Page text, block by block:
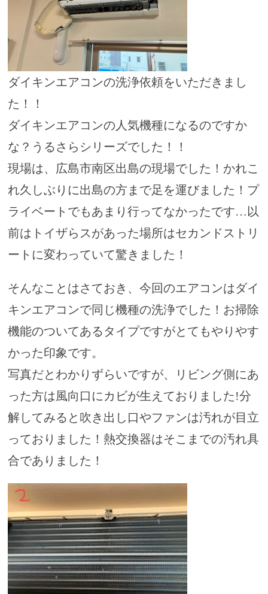
ダイキンエアコンの洗浄依頼をいただきまし
た！！
ダイキンエアコンの人気機種になるのですか
な？うるさらシリーズでした！！
現場は、広島市南区出島の現場でした！かれこ
れ久しぶりに出島の方まで足を運びました！プ
ライベートでもあまり行ってなかったです…以
前はトイザらスがあった場所はセカンドストリ
ートに変わっていて驚きました！
そんなことはさておき、今回のエアコンはダイ
キンエアコンで同じ機種の洗浄でした！お掃除
機能のついてあるタイプですがとてもやりやす
かった印象です。
写真だとわかりずらいですが、リビング側にあ
った方は風向口にカビが生えておりました!分
解してみると吹き出し口やファンは汚れが目立
っておりました！熱交換器はそこまでの汚れ具
合でありました！